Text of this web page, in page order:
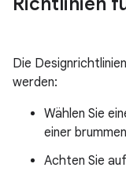
Die
werden:
Wählen Sie
einer
Achten Sie